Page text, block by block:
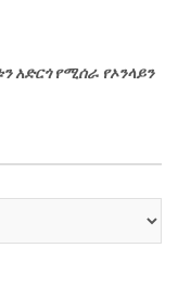
አድርጎ የሚሰራ የኦንላይን